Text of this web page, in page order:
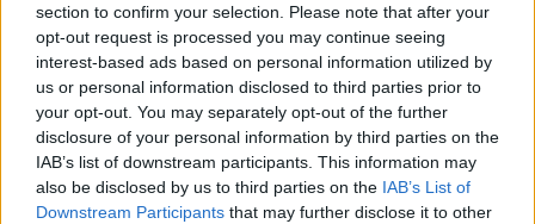
section to confirm your selection. Please note that after your
opt-out request is processed you may continue seeing
interest-based ads based on personal information utilized by
us or personal information disclosed to third parties prior to
your opt-out. You may separately opt-out of the further
disclosure of your personal information by third parties on the
IAB’s list of downstream participants. This information may
also be disclosed by us to third parties on the IAB’s List of
Downstream Participants that may further disclose it to other